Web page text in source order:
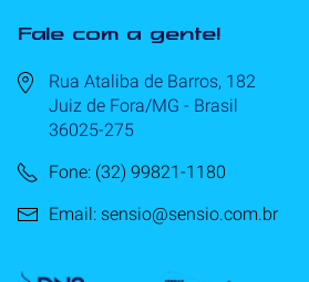
Fale com a gente!
Rua Ataliba de Barros, 182
Juiz de Fora/MG - Brasil
36025-275
Fone: (32) 99821-1180
Email: sensio@sensio.com.br